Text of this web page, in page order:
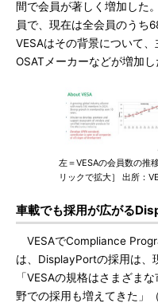
間で会員が著しく増加した
員で、現在は全会員のうち
VESAはその背景について
OSATメーカーなどが増加し
左＝VESAの会員数の推
リックで拡大］ 出所：
車載でも採用が広がる
VESAでCompliance
は、DisplayPortの採用は、
「VESAの規格はさまざま
野での採用も増えてきた」